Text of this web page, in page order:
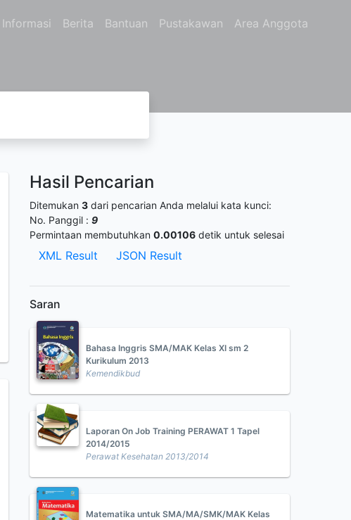
Informasi Berita Bantuan Pustakawan Area Anggota
Hasil Pencarian
Ditemukan 3 dari pencarian Anda melalui kata kunci:
No. Panggil : 9
Permintaan membutuhkan 0.00106 detik untuk selesai
XML Result JSON Result
Saran
Bahasa Inggris SMA/MAK Kelas XI sm 2
Kurikulum 2013
Kemendikbud
Laporan On Job Training PERAWAT 1 Tapel
2014/2015
Perawat Kesehatan 2013/2014
Matematika untuk SMA/MA/SMK/MAK Kelas